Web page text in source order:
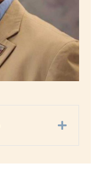
Expand